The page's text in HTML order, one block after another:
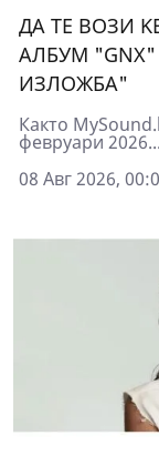
ДА ТЕ ВОЗИ
АЛБУМ
ИЗЛОЖБА"
Както
февруари 2026...
08 Авг 2026,